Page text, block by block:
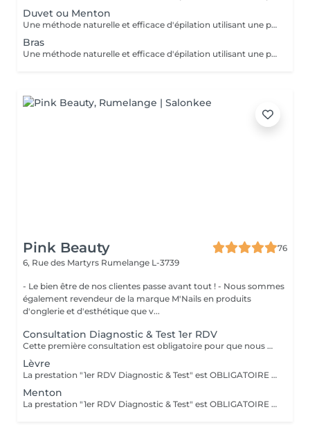
Duvet ou Menton
Une méthode naturelle et efficace d'épilation utilisant une pâte à base de sucre, eau et citron, idéale pour tous types de peaux, même sensibles. Bénéfices : moins douloureuse, réduit les risques d'irritation et respecte la peau. Résultat : une peau douce et nette, avec une repousse plus lente. Une épilation douce, écologique et respectueuse de votre peau.
Bras
Une méthode naturelle et efficace d'épilation utilisant une pâte à base de sucre, eau et citron, idéale pour tous types de peaux, même sensibles. Bénéfices : moins douloureuse, réduit les risques d'irritation et respecte la peau. Résultat : une peau douce et nette, avec une repousse plus lente. Une épilation douce, écologique et respectueuse de votre peau.
Pink Beauty
76
6, Rue des Martyrs Rumelange L-3739
- Le bien être de nos clientes passe avant tout ! - Nous sommes
également revendeur de la marque M'Nails en produits
d'onglerie et d'esthétique que v...
Consultation Diagnostic & Test 1er RDV
Cette première consultation est obligatoire pour que nous puissions au mieux vous conseiller et mettre en place les prestations nécessaires.
Lèvre
La prestation "1er RDV Diagnostic & Test" est OBLIGATOIRE avant la première séance. Existe également en forfait de 5 séances à 160€ et une 6 ème offertes.
Menton
La prestation "1er RDV Diagnostic & Test" est OBLIGATOIRE avant la première séance. Existe également en forfait de 5 séances à 160€ et la 6 ème offertes.